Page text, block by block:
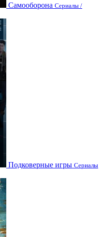
Самооборона Сериалы /
Подковерные игры Сериалы